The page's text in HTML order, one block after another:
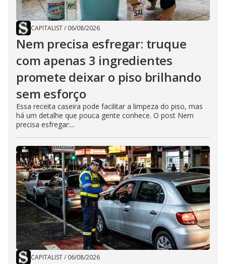
CAPITALIST/ 06/08/2026
Nem precisa esfregar: truque
com apenas 3 ingredientes
promete deixar o piso brilhando
sem esforço
Essa receita caseira pode facilitar a limpeza do piso, mas
há um detalhe que pouca gente conhece. O post Nem
precisa esfregar:...
CAPITALIST/ 06/08/2026